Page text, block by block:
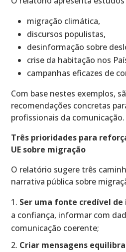
migração climática,
discursos populistas,
desinformação sobre
crise da habitação nos
campanhas eficazes de
Com base nestes exemplos,
recomendações concretas
profissionais da comunicação.
Três prioridades para
UE sobre migração
O relatório sugere três
narrativa pública sobre
Ser uma fonte credível
a confiança, informar com
comunicação coerente;
Criar mensagens